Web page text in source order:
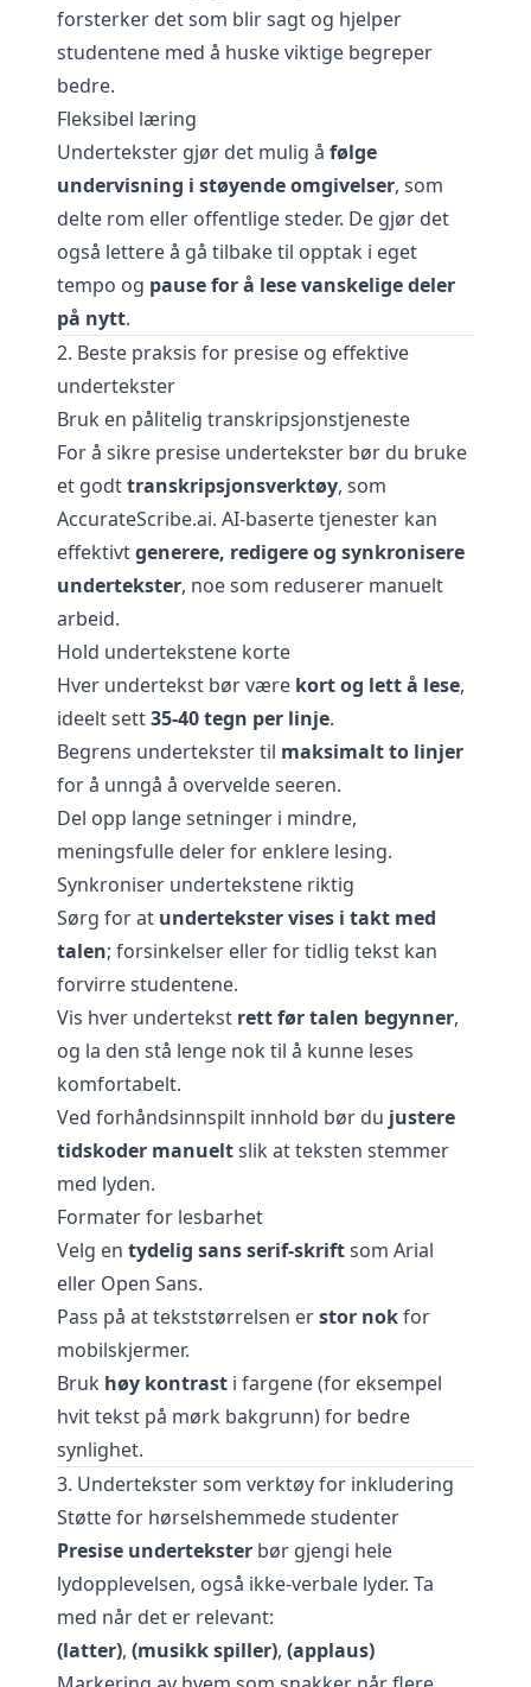
forsterker det som blir sagt og hjelper
studentene med å huske viktige begreper
bedre.
Fleksibel læring
Undertekster gjør det mulig å følge
undervisning i støyende omgivelser, som
delte rom eller offentlige steder. De gjør det
også lettere å gå tilbake til opptak i eget
tempo og pause for å lese vanskelige deler
på nytt.
2. Beste praksis for presise og effektive
undertekster
Bruk en pålitelig transkripsjonstjeneste
For å sikre presise undertekster bør du bruke
et godttranskripsjonsverktøy, som
AccurateScribe.ai. AI-baserte tjenester kan
effektivtgenerere, redigere og synkronisere
undertekster, noe som reduserer manuelt
arbeid.
Hold undertekstene korte
Hver undertekst bør være kort og lett å lese,
ideelt sett35-40 tegn per linje.
Begrens undertekster til maksimalt to linjer
for å unngå å overvelde seeren.
Del opp lange setninger i mindre,
meningsfulle deler for enklere lesing.
Synkroniser undertekstene riktig
Sørg for at undertekster vises i takt med
talen; forsinkelser eller for tidlig tekst kan
forvirre studentene.
Vis hver undertekst rett før talen begynner,
og la den stå lenge nok til å kunne leses
komfortabelt.
Ved forhåndsinnspilt innhold bør du justere
tidskoder manueltslik at teksten stemmer
med lyden.
Formater for lesbarhet
Velg en tydelig sans serif-skriftsom Arial
eller Open Sans.
Pass på at tekststørrelsen erstor nokfor
mobilskjermer.
Bruk høy kontrast i fargene (for eksempel
hvit tekst på mørk bakgrunn) for bedre
synlighet.
3. Undertekster som verktøy for inkludering
Støtte for hørselshemmede studenter
Presise undertekster bør gjengi hele
lydopplevelsen, også ikke-verbale lyder. Ta
med når det er relevant:
(latter), (musikk spiller), (applaus)